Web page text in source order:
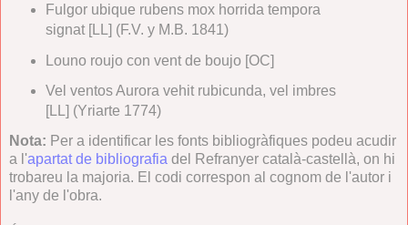
Fulgor ubique rubens mox horrida tempora
signat [LL] (F.V. y M.B. 1841)
Louno roujo con vent de boujo [OC]
Vel ventos Aurora vehit rubicunda, vel imbres
[LL] (Yriarte 1774)
Nota: Per a identificar les fonts bibliogràfiques podeu acudir
a l'apartat de bibliografia del Refranyer català-castellà, on hi
trobareu la majoria. El codi correspon al cognom de l'autor i
l'any de l'obra.